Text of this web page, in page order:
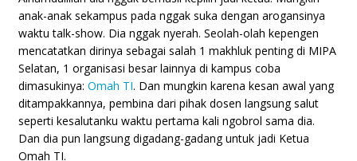
anak-anak sekampus pada nggak suka dengan arogansinya
waktu talk-show. Dia nggak nyerah. Seolah-olah kepengen
mencatatkan dirinya sebagai salah 1 makhluk penting di MIPA
Selatan, 1 organisasi besar lainnya di kampus coba
dimasukinya: Omah TI. Dan mungkin karena kesan awal yang
ditampakkannya, pembina dari pihak dosen langsung salut
seperti kesalutanku waktu pertama kali ngobrol sama dia.
Dan dia pun langsung digadang-gadang untuk jadi Ketua
Omah TI.